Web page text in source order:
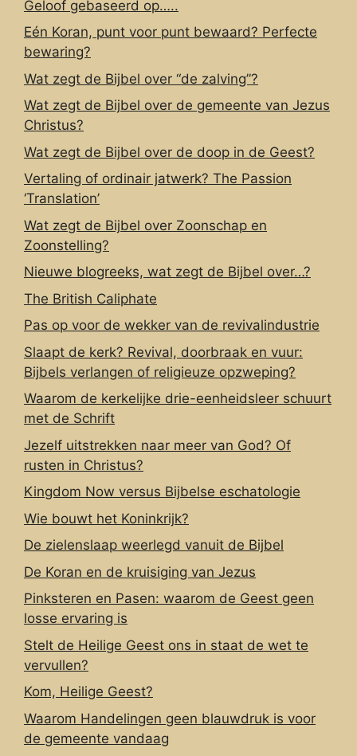
Geloof gebaseerd op…..
Eén Koran, punt voor punt bewaard? Perfecte
bewaring?
Wat zegt de Bijbel over “de zalving”?
Wat zegt de Bijbel over de gemeente van Jezus
Christus?
Wat zegt de Bijbel over de doop in de Geest?
Vertaling of ordinair jatwerk? The Passion
‘Translation’
Wat zegt de Bijbel over Zoonschap en
Zoonstelling?
Nieuwe blogreeks, wat zegt de Bijbel over…?
The British Caliphate
Pas op voor de wekker van de revivalindustrie
Slaapt de kerk? Revival, doorbraak en vuur:
Bijbels verlangen of religieuze opzweping?
Waarom de kerkelijke drie-eenheidsleer schuurt
met de Schrift
Jezelf uitstrekken naar meer van God? Of
rusten in Christus?
Kingdom Now versus Bijbelse eschatologie
Wie bouwt het Koninkrijk?
De zielenslaap weerlegd vanuit de Bijbel
De Koran en de kruisiging van Jezus
Pinksteren en Pasen: waarom de Geest geen
losse ervaring is
Stelt de Heilige Geest ons in staat de wet te
vervullen?
Kom, Heilige Geest?
Waarom Handelingen geen blauwdruk is voor
de gemeente vandaag